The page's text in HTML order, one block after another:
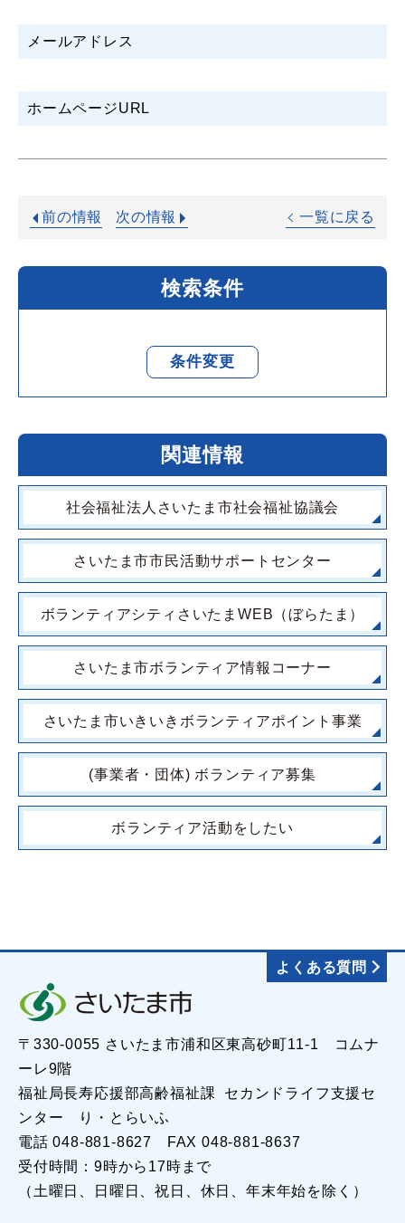
メールアドレス
ホームページURL
前の情報 次の情報 一覧に戻る
検索条件
条件変更
関連情報
社会福祉法人さいたま市社会福祉協議会
さいたま市市民活動サポートセンター
ボランティアシティさいたまWEB（ぼらたま）
さいたま市ボランティア情報コーナー
さいたま市いきいきボランティアポイント事業
(事業者・団体) ボランティア募集
ボランティア活動をしたい
よくある質問
〒330-0055 さいたま市浦和区東高砂町11-1 コムナ
ーレ9階
福祉局長寿応援部高齢福祉課 セカンドライフ支援セ
ンター り・とらいふ
電話 048-881-8627 FAX 048-881-8637
受付時間：9時から17時まで
（土曜日、日曜日、祝日、休日、年末年始を除く）